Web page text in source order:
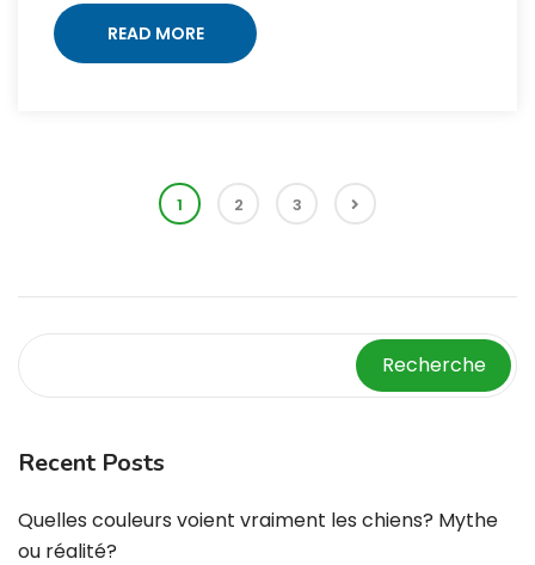
READ MORE
1 2 3
Recherche
Recent Posts
Quelles couleurs voient vraiment les chiens? Mythe
ou réalité?